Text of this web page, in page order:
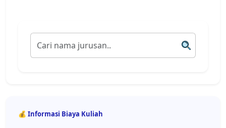
💰 Informasi Biaya Kuliah